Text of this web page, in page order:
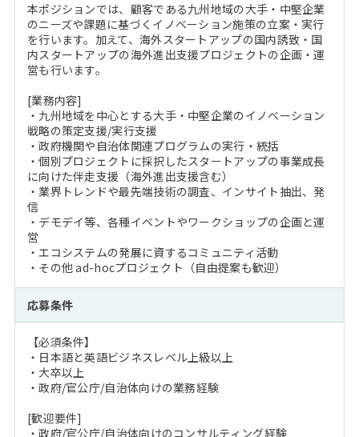
本ポジションでは、顧客である九州地域の大手・中堅企業
のニーズや課題に基づくイノベーション施策の立案・実行
を行います。加えて、海外スタートアップの国内誘致・国
内スタートアップの海外進出支援プロジェクトの企画・運
営も行います。
[業務内容]
・九州地域を中心とする大手・中堅企業のイノベーション
戦略の策定支援/実行支援
・政府機関や自治体関連プログラムの実行・統括
・個別プロジェクトに採択したスタートアップの事業成長
に向けた伴走支援（海外進出支援含む）
・業界トレンドや最先端技術の調査、インサイト抽出、発
信
・デモデイ等、各種イベントやワークショップの企画と運
営
・エコシステムの発展に資するコミュニティ活動
・その他 ad-hocプロジェクト（自由提案も歓迎）
応募条件
【必須条件】
・日本語と英語ビジネスレベル上級以上
・大卒以上
・政府/官公庁/自治体向けの業務経験
[歓迎要件]
・政府/官公庁/自治体向けのコンサルティング経験